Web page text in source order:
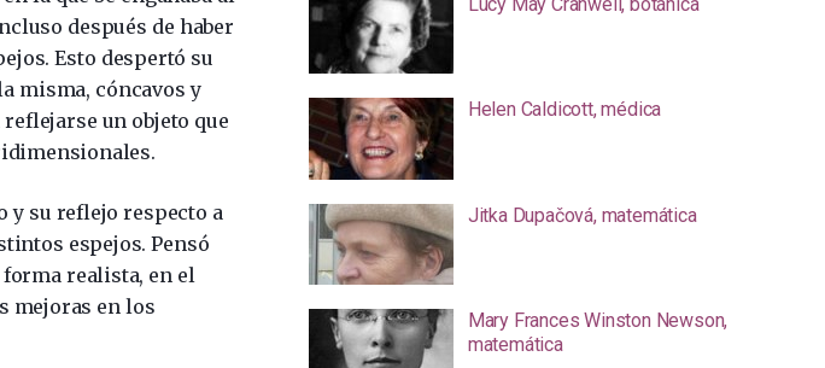
después de haber
Esto despertó su
misma, cóncavos y
un objeto que
y su reflejo respecto a
espejos. Pensó
realista, en el
mejoras en los
Helen Caldicott, médica
Jitka Dupačová, matemática
Mary Frances Winston Newson,
matemática